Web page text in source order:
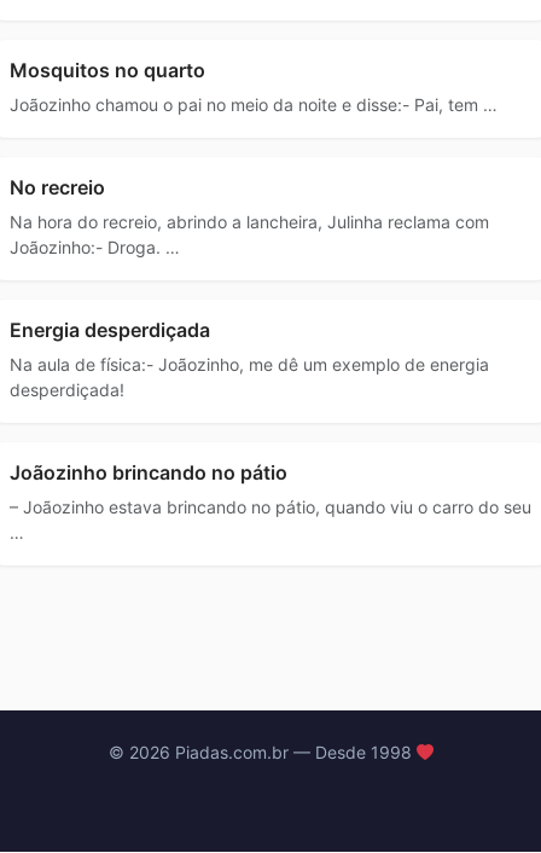
Mosquitos no quarto
Joãozinho chamou o pai no meio da noite e disse:- Pai, tem …
No recreio
Na hora do recreio, abrindo a lancheira, Julinha reclama com
Joãozinho:- Droga. …
Energia desperdiçada
Na aula de física:- Joãozinho, me dê um exemplo de energia
desperdiçada!
Joãozinho brincando no pátio
– Joãozinho estava brincando no pátio, quando viu o carro do seu
…
© 2026 Piadas.com.br — Desde 1998